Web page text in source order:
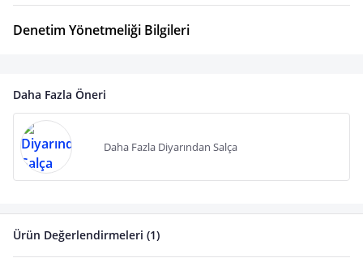
Denetim Yönetmeliği Bilgileri
Daha Fazla Öneri
Daha Fazla Diyarından Salça
Ürün Değerlendirmeleri (1)